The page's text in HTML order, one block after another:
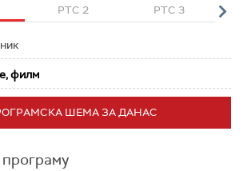
РТС 2 РТС 3
филм
ШЕМА ЗА ДАНАС